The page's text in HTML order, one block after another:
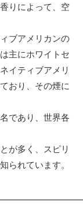
りによって、空
ブアメリカンの
主にホワイトセ
イティブアメリ
おり、その煙に
であり、世界各
が多く、スピリ
られています。